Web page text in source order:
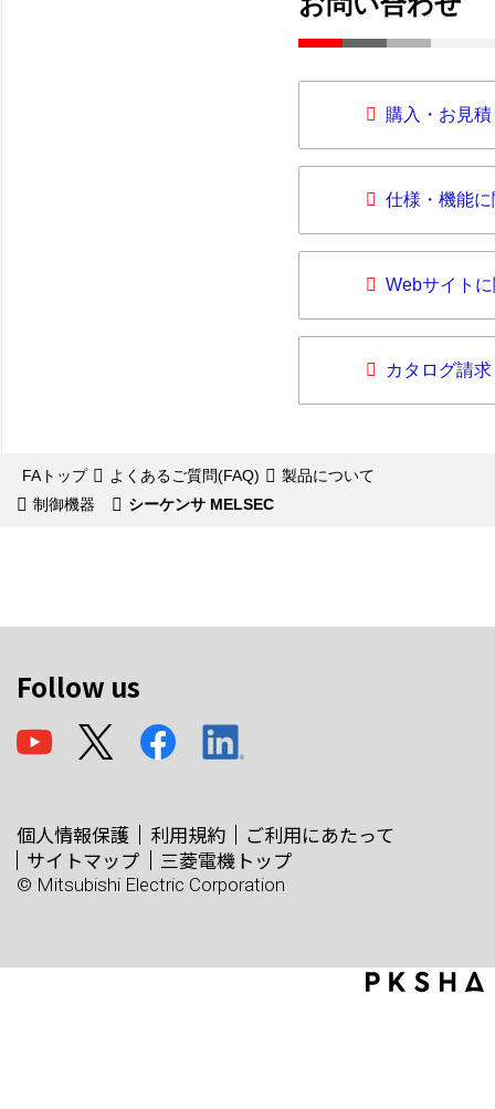
購入・お見
仕様・機能
Webサイト
カタログ請求
FAトップ よくあるご質問(FAQ)
製品について
制御機器
シーケンサ MELSEC
Follow us
個人情報保護 利用規約
ご利用にあたって
サイトマップ
三菱電機トップ
© Mitsubishi Electric Corporation